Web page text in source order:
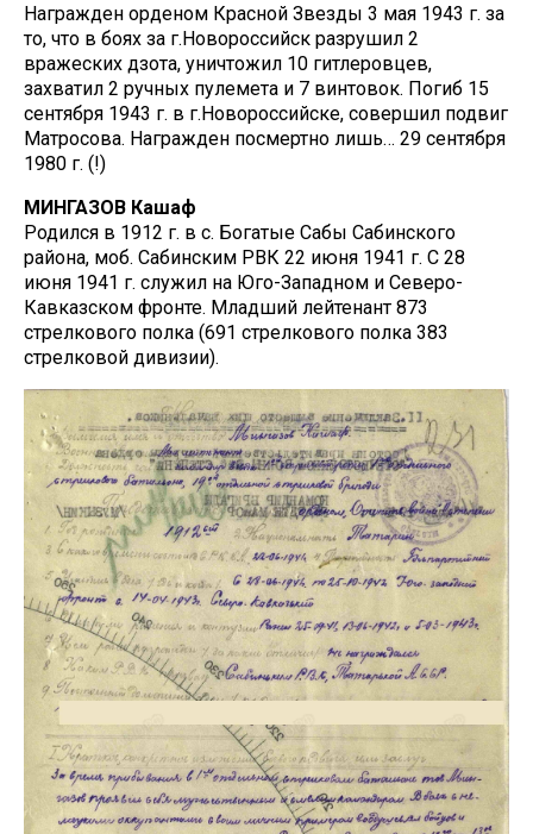
Награжден орденом Красной Звезды 3 мая 1943 г. за
то, что в боях за г.Новороссийск разрушил 2
вражеских дзота, уничтожил 10 гитлеровцев,
захватил 2 ручных пулемета и 7 винтовок. Погиб 15
сентября 1943 г. в г.Новороссийске, совершил подвиг
Матросова. Награжден посмертно лишь… 29 сентября
1980 г. (!)
МИНГАЗОВ Кашаф
Родился в 1912 г. в с. Богатые Сабы Сабинского
района, моб. Сабинским РВК 22 июня 1941 г. С 28
июня 1941 г. служил на Юго-Западном и Северо-
Кавказском фронте. Младший лейтенант 873
стрелкового полка (691 стрелкового полка 383
стрелковой дивизии).